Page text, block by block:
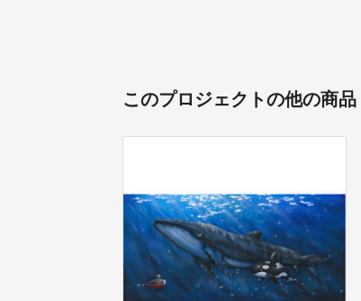
このプロジェクトの他の商品